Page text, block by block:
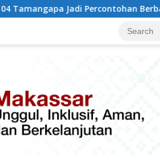
Berbasis Kolaborasi Warga